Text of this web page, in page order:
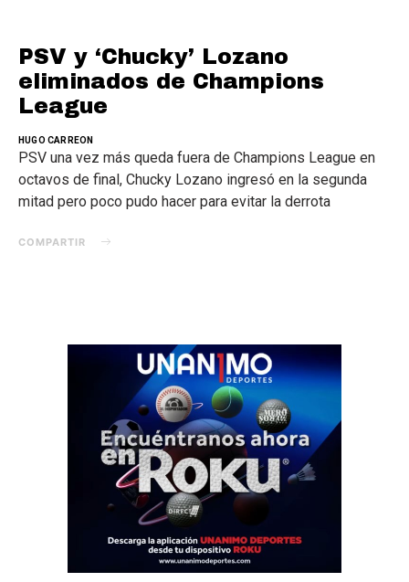
PSV y ‘Chucky’ Lozano
eliminados de Champions
League
HUGO CARREON
PSV una vez más queda fuera de Champions League en
octavos de final, Chucky Lozano ingresó en la segunda
mitad pero poco pudo hacer para evitar la derrota
COMPARTIR